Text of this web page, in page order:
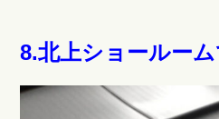
8.北上ショールー